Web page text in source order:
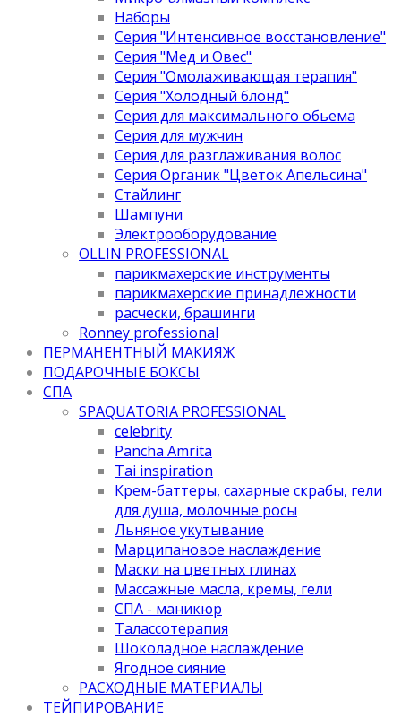
Наборы
Серия "Интенсивное восстановление"
Серия "Мед и Овес"
Серия "Омолаживающая терапия"
Серия "Холодный блонд"
Серия для максимального обьема
Серия для мужчин
Серия для разглаживания волос
Серия Органик "Цветок Апельсина"
Стайлинг
Шампуни
Электрооборудование
OLLIN PROFESSIONAL
парикмахерские инструменты
парикмахерские принадлежности
расчески, брашинги
Ronney professional
ПЕРМАНЕНТНЫЙ МАКИЯЖ
ПОДАРОЧНЫЕ БОКСЫ
СПА
SPAQUATORIA PROFESSIONAL
celebrity
Pancha Amrita
Tai inspiration
Крем-баттеры, сахарные скрабы, гели
для душа, молочные росы
Льняное укутывание
Марципановое наслаждение
Маски на цветных глинах
Массажные масла, кремы, гели
СПА - маникюр
Талассотерапия
Шоколадное наслаждение
Ягодное сияние
РАСХОДНЫЕ МАТЕРИАЛЫ
ТЕЙПИРОВАНИЕ